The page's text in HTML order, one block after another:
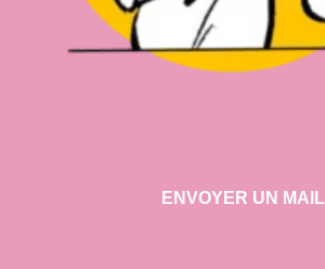
ENVOYER UN MAIL